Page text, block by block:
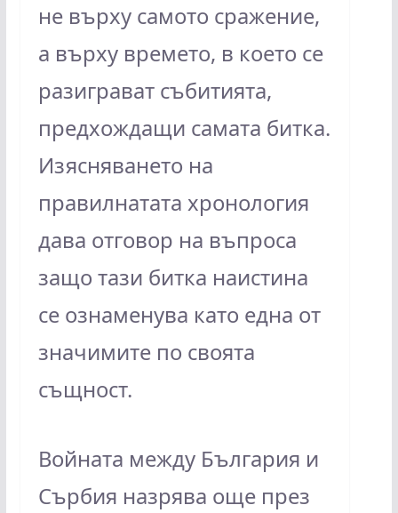
не върху самото сражение,
а върху времето, в което се
разиграват събитията,
предхождащи самата битка.
Изясняването на
правилнатата хронология
дава отговор на въпроса
защо тази битка наистина
се ознаменува като една от
значимите по своята
същност.
Войната между България и
Сърбия назрява още през